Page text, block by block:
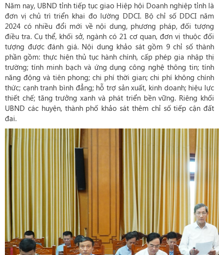
Năm nay, UBND tỉnh tiếp tục giao Hiệp hội Doanh nghiệp tỉnh là
đơn vị chủ trì triển khai đo lường DDCI. Bộ chỉ số DDCI năm
2024 có nhiều đổi mới về nội dung, phương pháp, đối tượng
điều tra. Cụ thể, khối sở, ngành có 21 cơ quan, đơn vị thuộc đối
tượng được đánh giá. Nội dung khảo sát gồm 9 chỉ số thành
phần gồm: thực hiện thủ tục hành chính, cấp phép gia nhập thị
trường; tính minh bạch và ứng dụng công nghệ thông tin; tính
năng động và tiên phong; chi phí thời gian; chi phí không chính
thức; cạnh tranh bình đẳng; hỗ trợ sản xuất, kinh doanh; hiệu lực
thiết chế; tăng trưởng xanh và phát triển bền vững. Riêng khối
UBND các huyện, thành phố khảo sát thêm chỉ số tiếp cận đất
đai.